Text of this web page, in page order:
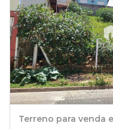
Terreno para venda